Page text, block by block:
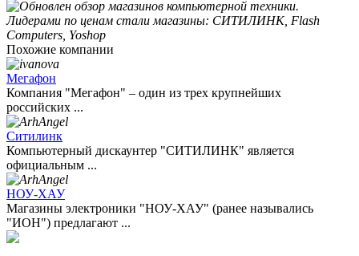
Похожие компании
Мегафон
Компания "Мегафон" – один из трех крупнейших
российских ...
Ситилинк
Компьютерный дискаунтер "СИТИЛИНК" является
официальным ...
НОУ-ХАУ
Магазины электроники "НОУ-ХАУ" (ранее назывались
"ИОН") предлагают ...